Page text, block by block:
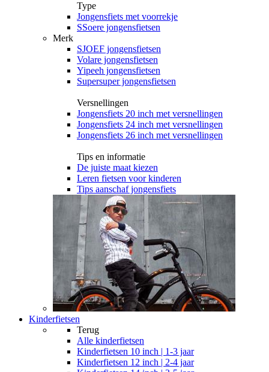
Type
Jongensfiets met voorrekje
SSoere jongensfietsen
Merk
SJOEF jongensfietsen
Volare jongensfietsen
Yipeeh jongensfietsen
Supersuper jongensfietsen
Versnellingen
Jongensfiets 20 inch met versnellingen
Jongensfiets 24 inch met versnellingen
Jongensfiets 26 inch met versnellingen
Tips en informatie
De juiste maat kiezen
Leren fietsen voor kinderen
Tips aanschaf jongensfiets
Kinderfietsen
Terug
Alle kinderfietsen
Kinderfietsen 10 inch | 1-3 jaar
Kinderfietsen 12 inch | 2-4 jaar